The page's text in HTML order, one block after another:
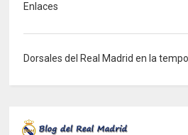
Enlaces
Dorsales del Real Madrid en la